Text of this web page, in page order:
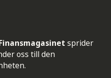
sprider
oss till den